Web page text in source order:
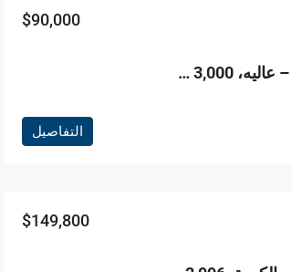
R9-3808 أرض للبيع في بسرين – عاليه، 3,000 م²، مزروعة بالعنب والأشجار المثمرة
$90,000
التفاصيل
$149,800